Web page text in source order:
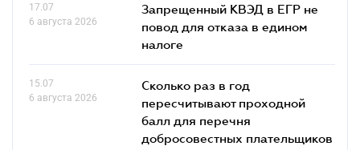
17.07
6 августа 2026
Запрещенный КВЭД в ЕГР не
повод для отказа в едином
налоге
15.07
6 августа 2026
Сколько раз в год
пересчитывают проходной
балл для перечня
добросовестных плательщиков